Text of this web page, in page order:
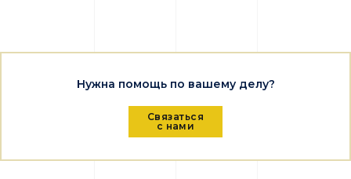
Нужна помощь по вашему делу?
Связаться
с нами